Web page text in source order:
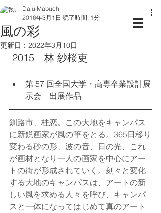
風の彩
Daiu Mabuchi
2016年3月1日 読了時間: 1分
更新日： 2022年3月10日
2015　林 紗桜吏
第 57 回全国大学・高専卒業設計展
示会　出展作品
釧路市、桂恋。この大地をキャンパス
に新鋭画家が風の筆をとる。365日移り
変わる砂の形、波の音、日の光、これ
が画材となり一人の画家を中心にアー
トの街が形成されていく。刻々と変化
する大地のキャンパスは、アートの新
しい風を求める人々を呼び、キャンパ
スと一体になってはじめて真のアート